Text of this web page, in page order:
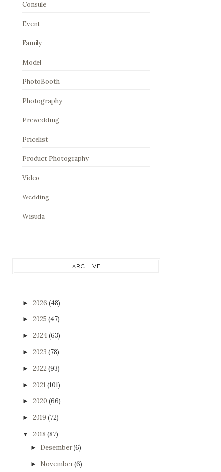
Consule
Event
Family
Model
PhotoBooth
Photography
Prewedding
Pricelist
Product Photography
Video
Wedding
Wisuda
ARCHIVE
► 2026 (48)
► 2025 (47)
► 2024(63)
► 2023 (78)
► 2022 (93)
► 2021 (101)
► 2020 (66)
► 2019 (72)
▼ 2018 (87)
► Desember(6)
► November(6)